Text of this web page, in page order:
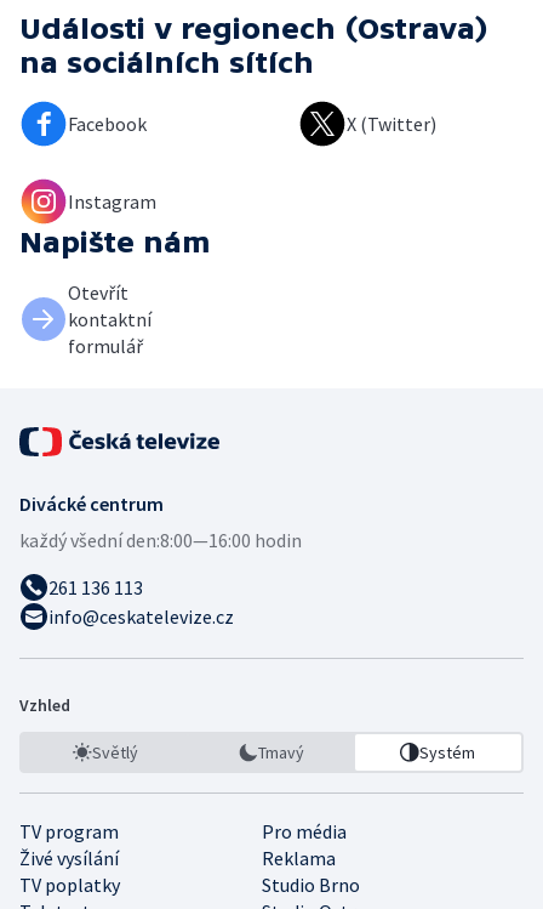
Události v regionech (Ostrava)
na sociálních sítích
Facebook X (Twitter)
Instagram
Napište nám
Otevřít
kontaktní
formulář
Divácké centrum
každý všední den:8:00—16:00 hodin
261 136 113
info@ceskatelevize.cz
Vzhled
Světlý Tmavý Systém
TV program
Pro média
Živé vysílání
Reklama
TV poplatky
Studio Brno